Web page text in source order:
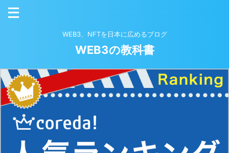
WEB3、NFTを日本に広めるブログ
WEB3の教科書